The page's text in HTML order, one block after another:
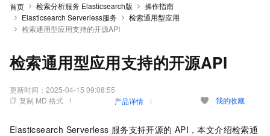
首页 检索分析服务 Elasticsearch版
操作指南
Elasticsearch Serverless服务
检索通用型应用
检索通用型应用支持的开源API
检索通用型应用支持的开源API
更新时间： 2025-04-15 09:08:55
复制 MD 格式
产品详情 我的收藏
Elasticsearch Serverless 服务支持开源的 API，本文介绍检索通